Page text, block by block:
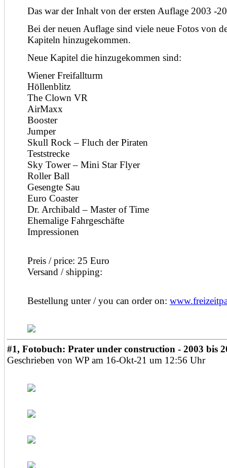
Das war der Inhalt von der ersten Auflage 2003 -
Bei der neuen Auflage sind viele neue Fotos von
Kapiteln hinzugekommen.
Neue Kapitel die hinzugekommen sind:
Wiener Freifallturm
Höllenblitz
The Clown VR
AirMaxx
Booster
Jumper
Skull Rock – Fluch der Piraten
Teststrecke
Sky Tower – Mini Star Flyer
Roller Ball
Gesengte Sau
Euro Coaster
Dr. Archibald – Master of Time
Ehemalige Fahrgeschäfte
Impressionen
Preis / price: 25 Euro
Versand / shipping:
Bestellung unter / you can order on:
#1, Fotobuch: Prater under construction - 2003 bis
Geschrieben von WP am 16-Okt-21 um 12:56 Uhr